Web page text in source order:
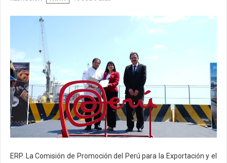
ERP. La Comisión de Promoción del Perú para la Exportación y el